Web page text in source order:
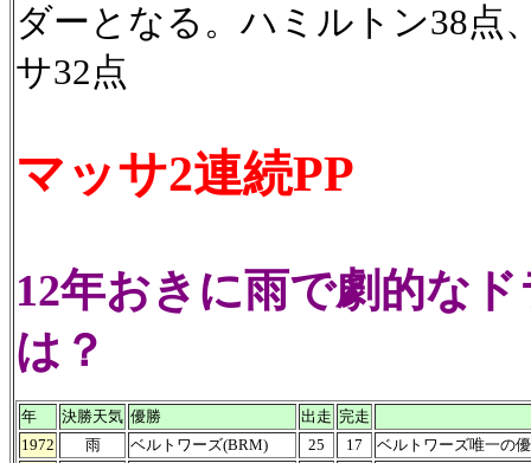
ダーとなる。ハミルトン38点
サ32点
マッサ2連続PP
12年おきに雨で劇的な
は？
年 決勝天気 優勝 出走 完走
1972
雨 ベルトワーズ(BRM) 25 17
ベルトワーズ唯一の